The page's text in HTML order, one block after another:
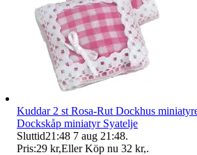
Kuddar 2 st Rosa-Rut Dockhus
Dockskåp miniatyr Syatelje
Sluttid21:48 7 aug 21:48.
Pris:29 kr,Eller Köp nu 32 kr,.